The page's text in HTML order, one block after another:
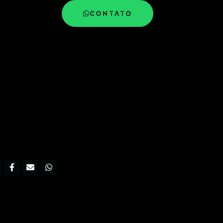
Facebook-
f
EnvelopeWhatsapp
CONTATO